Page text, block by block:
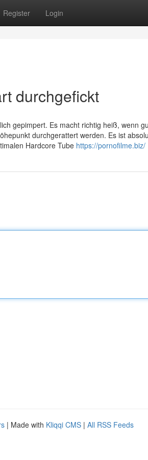
Register Login
durchgefickt
gepimpert. Es macht richtig heiß, wenn
durchgerattert werden. Es ist
Hardcore Tube https://pornofilme.biz/
| Made with Kliqqi CMS | All RSS Feeds